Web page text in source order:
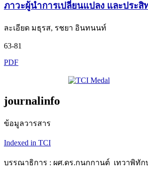
ภาวะผู้นำการเปลี่ยนแปลง และประ
ละเอียด มธุรส, รชยา อินทนนท์
63-81
PDF
journalinfo
ข้อมูลวารสาร
Indexed in TCI
บรรณาธิการ : ผศ.ดร.กนกกานต์ เทวาพิทั